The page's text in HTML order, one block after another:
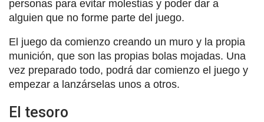
personas para evitar molestias y poder dar a
alguien que no forme parte del juego.
El juego da comienzo creando un muro y la propia
munición, que son las propias bolas mojadas. Una
vez preparado todo, podrá dar comienzo el juego y
empezar a lanzárselas unos a otros.
El tesoro